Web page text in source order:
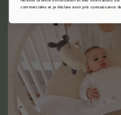
commerciales et je déclare avoir pris connaissance